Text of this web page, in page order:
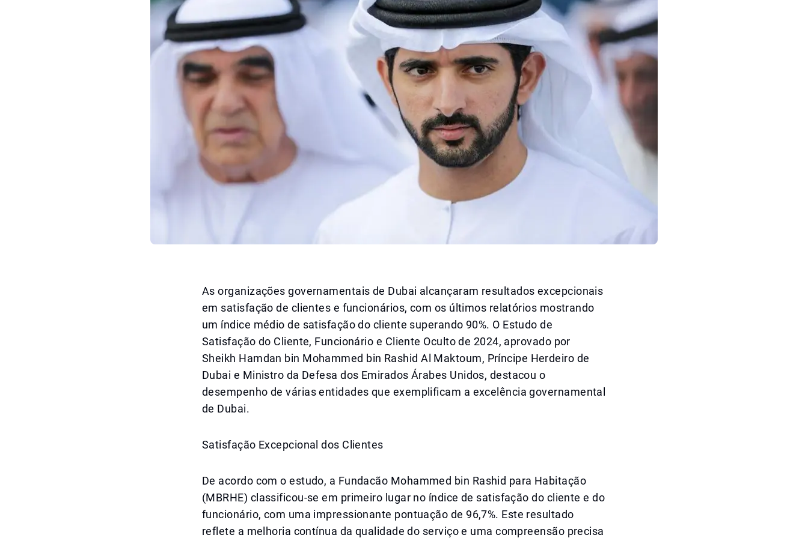
As organizações governamentais de Dubai alcançaram resultados excepcionais
em satisfação de clientes e funcionários, com os últimos relatórios mostrando
um índice médio de satisfação do cliente superando 90%. O Estudo de
Satisfação do Cliente, Funcionário e Cliente Oculto de 2024, aprovado por
Sheikh Hamdan bin Mohammed bin Rashid Al Maktoum, Príncipe Herdeiro de
Dubai e Ministro da Defesa dos Emirados Árabes Unidos, destacou o
desempenho de várias entidades que exemplificam a excelência governamental
de Dubai.
Satisfação Excepcional dos Clientes
De acordo com o estudo, a Fundacão Mohammed bin Rashid para Habitação
(MBRHE) classificou-se em primeiro lugar no índice de satisfação do cliente e do
funcionário, com uma impressionante pontuação de 96,7%. Este resultado
reflete a melhoria contínua da qualidade do serviço e uma compreensão precisa